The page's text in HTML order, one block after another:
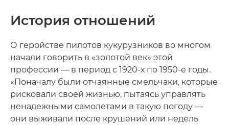
История отношений
О геройстве пилотов кукурузников во многом
начали говорить в «золотой век» этой
профессии — в период с 1920-х по 1950-е годы.
«Поначалу были отчаянные смельчаки, которые
рисковали своей жизнью, пытаясь управлять
ненадежными самолетами в такую погоду —
они выживали после крушений или недель